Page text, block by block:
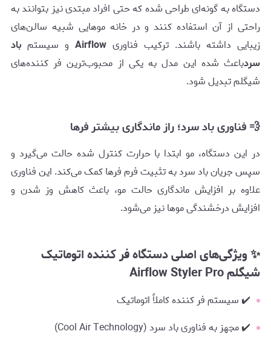
دستگاه به گونه‌ای طراحی شده که حتی افراد مبتدی نیز بتوانند به
راحتی از آن استفاده کنند و در خانه موهایی شبیه سالن‌های
زیبایی داشته باشند. ترکیب فناوریAirflow و سیستمباد
سردباعث شده این مدل به یکی از محبوب‌ترین فر کننده‌های
شیگلم تبدیل شود.
💨 فناوری باد سرد؛ راز ماندگاری بیشتر فرها
در این دستگاه، مو ابتدا با حرارت کنترل شده حالت می‌گیرد و
سپس جریان باد سرد به تثبیت فرم فرها کمک می‌کند. این فناوری
علاوه بر افزایش ماندگاری حالت مو، باعث کاهش وز شدن و
افزایش درخشندگی موها نیز می‌شود.
✨ ویژگی‌های اصلی دستگاه فر کننده اتوماتیک
شیگلم Airflow Styler Pro
✔️ سیستم فر کننده کاملاً اتوماتیک
✔️ مجهز به فناوری باد سرد (Cool Air Technology)